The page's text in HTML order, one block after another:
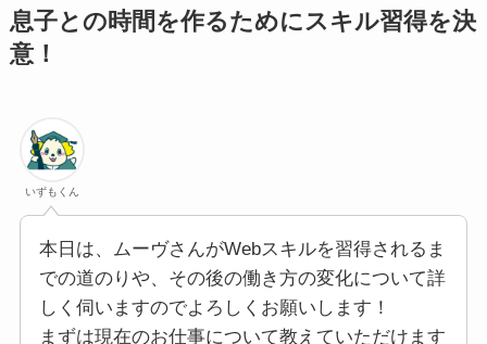
息子との時間を作るためにスキル習得を決
意！
いずもくん
本日は、ムーヴさんがWebスキルを習得されるま
での道のりや、その後の働き方の変化について詳
しく伺いますのでよろしくお願いします！
まずは現在のお仕事について教えていただけます